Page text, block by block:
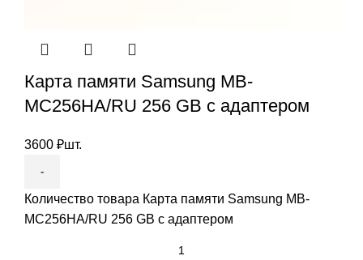
Карта памяти Samsung MB-
MC256HA/RU 256 GB с адаптером
3600 ₽шт.
Количество товара Карта памяти Samsung MB-
MC256HA/RU 256 GB с адаптером